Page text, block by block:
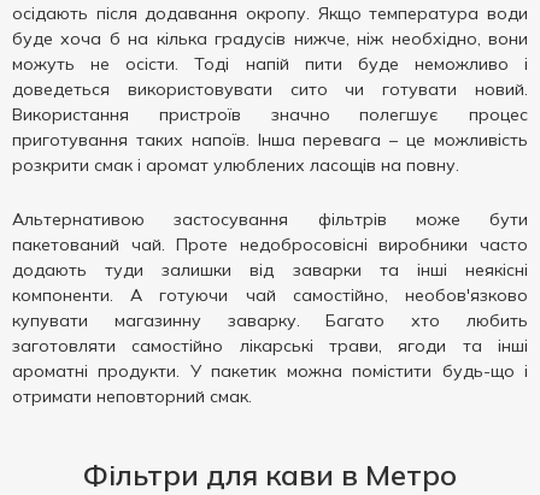
осідають після додавання окропу. Якщо температура води
буде хоча б на кілька градусів нижче, ніж необхідно, вони
можуть не осісти. Тоді напій пити буде неможливо і
доведеться використовувати сито чи готувати новий.
Використання пристроїв значно полегшує процес
приготування таких напоїв. Інша перевага – це можливість
розкрити смак і аромат улюблених ласощів на повну.
Альтернативою застосування фільтрів може бути
пакетований чай. Проте недобросовісні виробники часто
додають туди залишки від заварки та інші неякісні
компоненти. А готуючи чай самостійно, необов'язково
купувати магазинну заварку. Багато хто любить
заготовляти самостійно лікарські трави, ягоди та інші
ароматні продукти. У пакетик можна помістити будь-що і
отримати неповторний смак.
Фільтри для кави в Метро